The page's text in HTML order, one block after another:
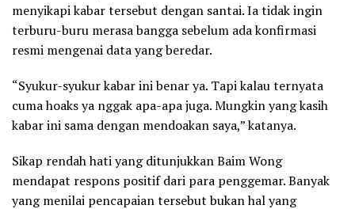
menyikapi kabar tersebut dengan santai. Ia tidak ingin
terburu-buru merasa bangga sebelum ada konfirmasi
resmi mengenai data yang beredar.
“Syukur-syukur kabar ini benar ya. Tapi kalau ternyata
cuma hoaks ya nggak apa-apa juga. Mungkin yang kasih
kabar ini sama dengan mendoakan saya,” katanya.
Sikap rendah hati yang ditunjukkan Baim Wong
mendapat respons positif dari para penggemar. Banyak
yang menilai pencapaian tersebut bukan hal yang